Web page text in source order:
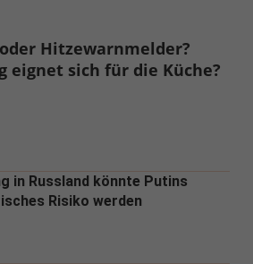
Hitzewarnmelder?
eignet sich für die Küche?
in Russland könnte Putins
Risiko werden